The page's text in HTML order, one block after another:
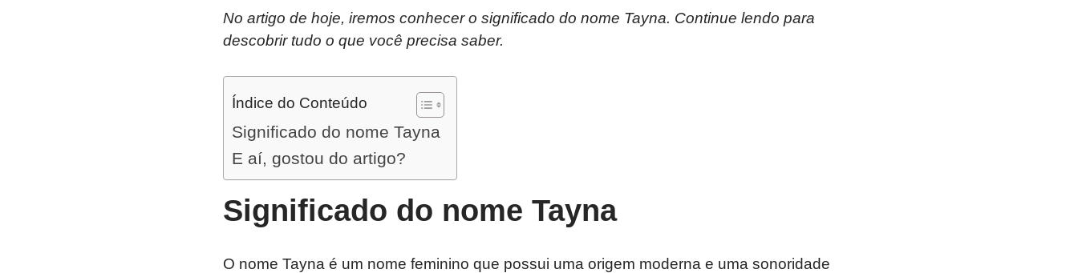
No artigo de hoje, iremos conhecer o significado do nome Tayna. Continue lendo para
descobrir tudo o que você precisa saber.
Índice do Conteúdo
Significado do nome Tayna
E aí, gostou do artigo?
Significado do nome Tayna
O nome Tayna é um nome feminino que possui uma origem moderna e uma sonoridade